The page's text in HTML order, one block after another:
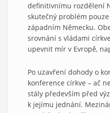
definitivnímu rozdělení
skutečný problém
západním Německu.
srovnání s vládami
upevnit mír v Evropě,
Po uzavření dohody o
konference církve – ač
stály především před
k jejímu jednání.